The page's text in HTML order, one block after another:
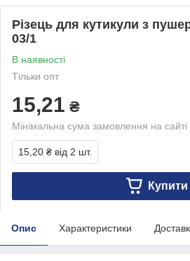
Різець для кутикули з
03/1
В наявності
Тільки опт
15,21 ₴
Мінімальна сума замовлення на
15,20 ₴ від 2 шт.
Купити
Опис Характеристики